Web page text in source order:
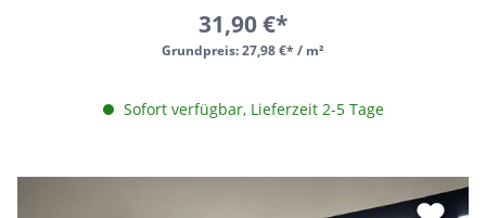
Grundpreis:27,98 €* / m²
31,90 €*
Sofort verfügbar, Lieferzeit 2-5 Tage